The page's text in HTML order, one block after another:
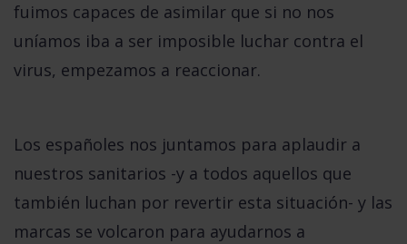
fuimos capaces de asimilar que si no nos
uníamos iba a ser imposible luchar contra el
virus, empezamos a reaccionar.
Los españoles nos juntamos para aplaudir a
nuestros sanitarios -y a todos aquellos que
también luchan por revertir esta situación- y las
marcas se volcaron para ayudarnos a